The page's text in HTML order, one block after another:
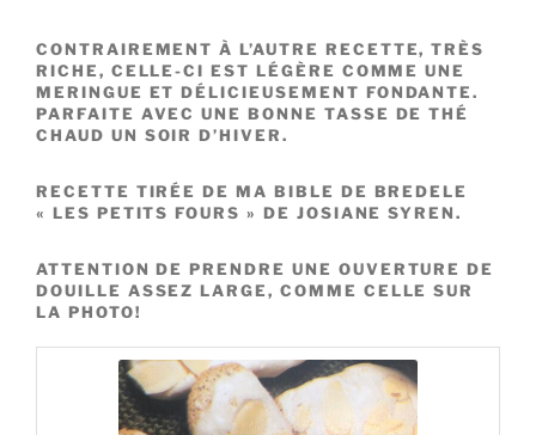
CONTRAIREMENT À L’AUTRE RECETTE, TRÈS
RICHE, CELLE-CI EST LÉGÈRE COMME UNE
MERINGUE ET DÉLICIEUSEMENT FONDANTE.
PARFAITE AVEC UNE BONNE TASSE DE THÉ
CHAUD UN SOIR D’HIVER.
RECETTE TIRÉE DE MA BIBLE DE BREDELE
« LES PETITS FOURS » DE JOSIANE SYREN.
ATTENTION DE PRENDRE UNE OUVERTURE DE
DOUILLE ASSEZ LARGE, COMME CELLE SUR
LA PHOTO!